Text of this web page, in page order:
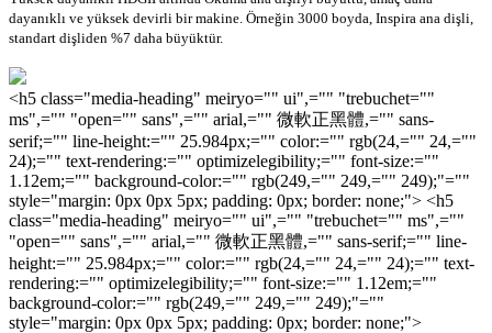
dayanıklı ve yüksek devirli bir makine. Örneğin 3000 boyda, Inspira ana dişli,
standart dişliden %7 daha büyüktür.
<h5 class="media-heading" meiryo="" ui",="" "trebuchet=""
ms",="" "open="" sans",="" arial,="" 微軟正黑體,="" sans-
serif;="" line-height:="" 25.984px;="" color:="" rgb(24,="" 24,=""
24);="" text-rendering:="" optimizelegibility;="" font-size:=""
1.12em;="" background-color:="" rgb(249,="" 249,="" 249);"=""
style="margin: 0px 0px 5px; padding: 0px; border: none;"> <h5
class="media-heading" meiryo="" ui",="" "trebuchet="" ms",=""
"open="" sans",="" arial,="" 微軟正黑體,="" sans-serif;="" line-
height:="" 25.984px;="" color:="" rgb(24,="" 24,="" 24);="" text-
rendering:="" optimizelegibility;="" font-size:="" 1.12em;=""
background-color:="" rgb(249,="" 249,="" 249);"=""
style="margin: 0px 0px 5px; padding: 0px; border: none;">